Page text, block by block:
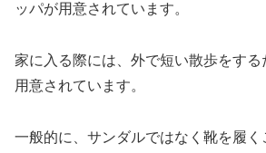
ッパが用意されています。
家に入る際には、外で短い散歩をす
用意されています。
一般的に、サンダルではなく靴を履く